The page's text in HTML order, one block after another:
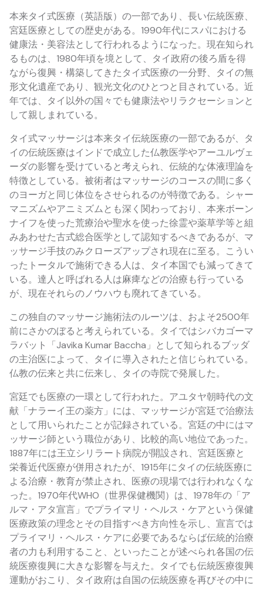
本来タイ式医療（英語版）の一部であり、長い伝統医療、
宮廷医療としての歴史がある。1990年代にスパにおける
健康法・美容法として行われるようになった。現在知られ
るものは、1980年頃を境として、タイ政府の後ろ盾を得
ながら復興・構築してきたタイ式医療の一分野、タイの無
形文化遺産であり、観光文化のひとつと目されている。近
年では、タイ以外の国々でも健康法やリラクセーションと
して親しまれている。
タイ式マッサージは本来タイ伝統医療の一部であるが、タ
イの伝統医療はインドで成立した仏教医学やアーユルヴェ
ーダの影響を受けていると考えられ、伝統的な体液理論を
特徴としている。被術者はマッサージのコースの間に多く
のヨーガと同じ体位をさせられるのが特徴である。シャー
マニズムやアニミズムとも深く関わっており、本来ボーン
ナイフを使った荒療治や聖水を使った徐霊や薬草学等と組
みあわせた古式総合医学として認知するべきであるが、マ
ッサージ手技のみクローズアップされ現在に至る。こうい
ったトータルで施術できる人は、タイ本国でも減ってきて
いる。達人と呼ばれる人は麻痺などの治療も行っている
が、現在それらのノウハウも廃れてきている。
この独自のマッサージ施術法のルーツは、およそ2500年
前にさかのぼると考えられている。タイではシバカゴーマ
ラバット「Javika Kumar Baccha」として知られるブッダ
の主治医によって、タイに導入されたと信じられている。
仏教の伝来と共に伝来し、タイの寺院で発展した。
宮廷でも医療の一環として行われた。アユタヤ朝時代の文
献「ナラーイ王の薬方」には、マッサージが宮廷で治療法
として用いられたことが記録されている。宮廷の中にはマ
ッサージ師という職位があり、比較的高い地位であった。
1887年には王立シリラート病院が開設され、宮廷医療と
栄養近代医療が併用されたが、1915年にタイの伝統医療に
よる治療・教育が禁止され、医療の現場では行われなくな
った。1970年代WHO（世界保健機関）は、1978年の「ア
ルマ・アタ宣言」でプライマリ・ヘルス・ケアという保健
医療政策の理念とその目指すべき方向性を示し、宣言では
プライマリ・ヘルス・ケアに必要であるならば伝統的治療
者の力も利用すること、といったことが述べられ各国の伝
統医療復興に大きな影響を与えた。タイでも伝統医療復興
運動がおこり、タイ政府は自国の伝統医療を再びその中に